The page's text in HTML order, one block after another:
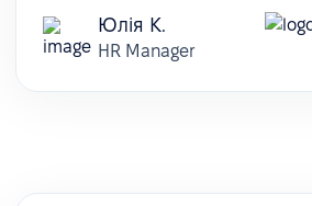
Юлія К.
HR Manager